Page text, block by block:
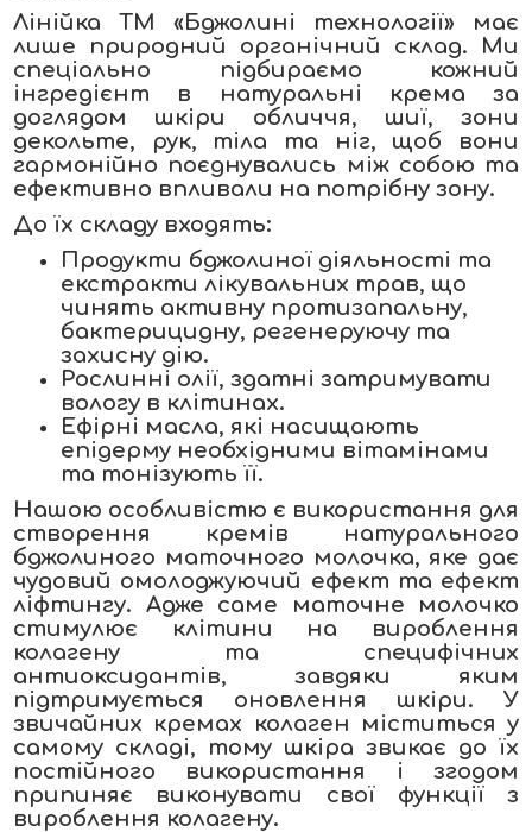
Лінійка ТМ «Бджолині технології» має
лише природний органічний склад. Ми
спеціально підбираємо кожний
інгредієнт в натуральні крема за
доглядом шкіри обличчя, шиї, зони
декольте, рук, тіла та ніг, щоб вони
гармонійно поєднувались між собою та
ефективно впливали на потрібну зону.
До їх складу входять:
Продукти бджолиної діяльності та
екстракти лікувальних трав, що
чинять активну протизапальну,
бактерицидну, регенеруючу та
захисну дію.
Рослинні олії, здатні затримувати
вологу в клітинах.
Ефірні масла, які насищають
епідерму необхідними вітамінами
та тонізують її.
Нашою особливістю є використання для
створення кремів натурального
бджолиного маточного молочка, яке дає
чудовий омолоджуючий ефект та ефект
ліфтингу. Адже саме маточне молочко
стимулює клітини на вироблення
колагену та специфічних
антиоксидантів, завдяки яким
підтримується оновлення шкіри. У
звичайних кремах колаген міститься у
самому складі, тому шкіра звикає до їх
постійного використання і згодом
припиняє виконувати свої функції з
вироблення колагену.